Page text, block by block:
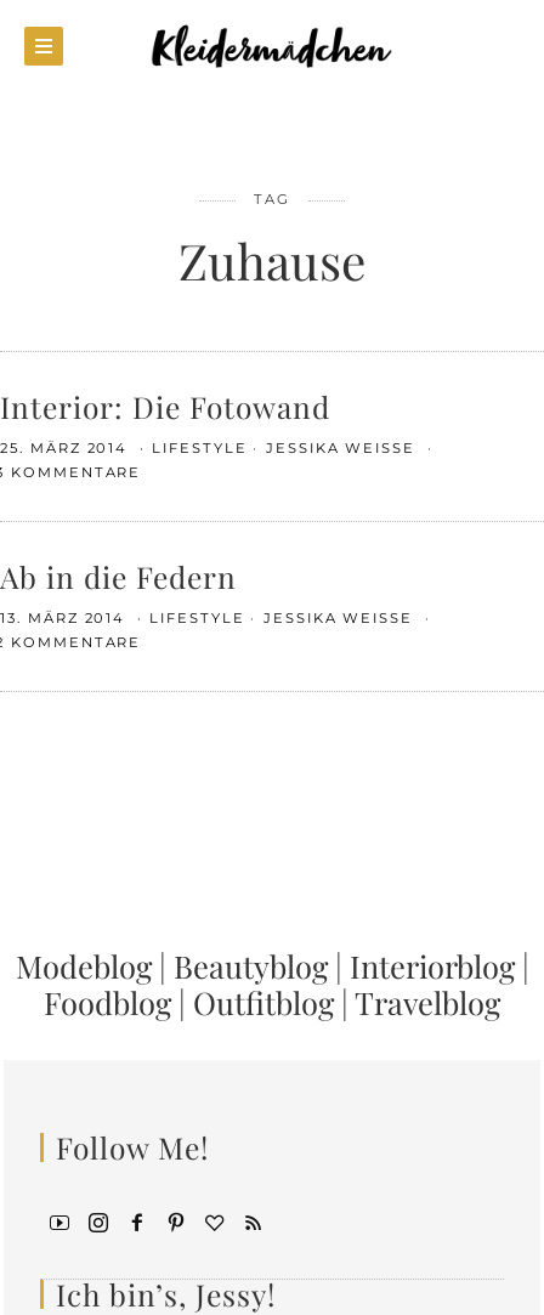
TAG
Zuhause
Interior: Die Fotowand
25. MÄRZ 2014 LIFESTYLE
JESSIKA WEISSE
KOMMENTARE
Ab in die Federn
13. MÄRZ 2014 LIFESTYLE
JESSIKA WEISSE
KOMMENTARE
Modeblog| Beautyblog| Interiorblog|
Foodblog| Outfitblog| Travelblog
Follow Me!
Ich bin’s, Jessy!